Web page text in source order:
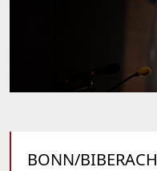
BONN/BIBERACH